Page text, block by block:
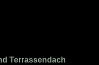
Terrassendach